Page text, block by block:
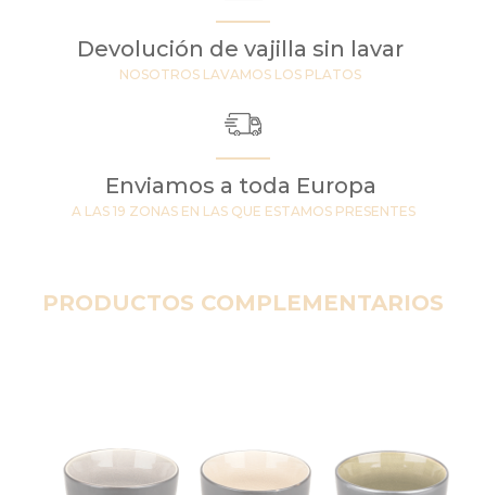
Devolución de vajilla sin lavar
NOSOTROS LAVAMOS LOS PLATOS
Enviamos a toda Europa
A LAS 19 ZONAS EN LAS QUE ESTAMOS PRESENTES
PRODUCTOS COMPLEMENTARIOS